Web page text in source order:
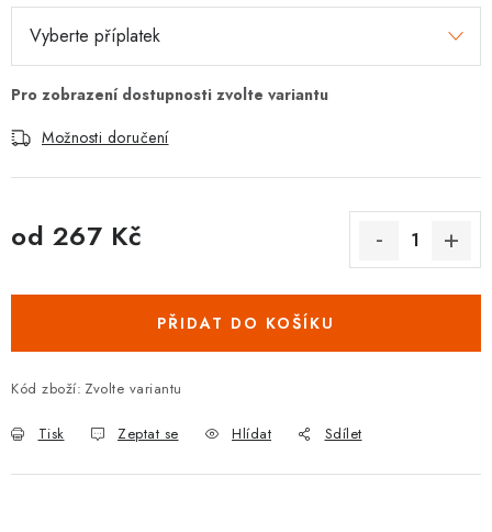
Možnosti doručení
od 267 Kč
PŘIDAT DO KOŠÍKU
Kód zboží: Zvolte variantu
Tisk Zeptat se Hlídat Sdílet